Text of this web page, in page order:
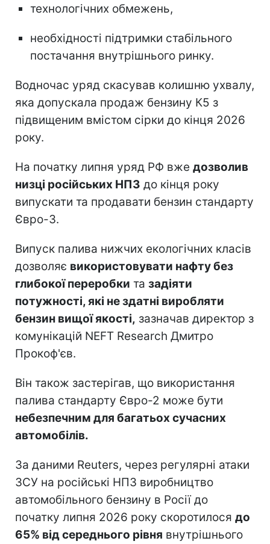
технологічних обмежень,
необхідності підтримки стабільного
постачання внутрішнього ринку.
Водночас уряд скасував колишню ухвалу,
яка допускала продаж бензину К5 з
підвищеним вмістом сірки до кінця 2026
року.
На початку липня уряд РФ вже дозволив
низці російських НПЗ до кінця року
випускати та продавати бензин стандарту
Євро-3.
Випуск палива нижчих екологічних класів
дозволяє використовувати нафту без
глибокої переробки та задіяти
потужності, які не здатні виробляти
бензин вищої якості, зазначав директор з
комунікацій NEFT Research Дмитро
Прокоф'єв.
Він також застерігав, що використання
палива стандарту Євро-2 може бути
небезпечним для багатьох сучасних
автомобілів.
За даними Reuters, через регулярні атаки
ЗСУ на російські НПЗ виробництво
автомобільного бензину в Росії до
початку липня 2026 року скоротилося до
65% від середнього рівня внутрішнього